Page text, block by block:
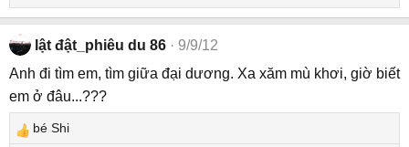
i
o
n
s
lật đật_phiêu du 86
9/9/12
Anh đi tìm em, tìm giữa đại dương. Xa xăm mù khơi, giờ biết
em ở đâu...???
R
bé Shi